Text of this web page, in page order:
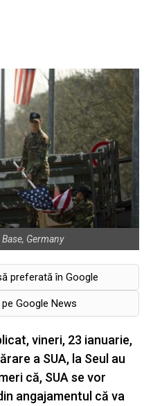
Germany
preferată în Google
Google News
vineri, 23 ianuarie,
a SUA, la Seul au
că, SUA se vor
angajamentul că va